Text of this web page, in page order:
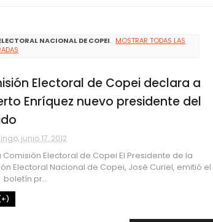
NACIONAL DE COPEI. MOSTRAR TODAS LAS
Electoral de Copei declara a
Enríquez nuevo presidente del
junio 17, 2012
Comisión Electoral de Copei El Presidente de la
Electoral Nacional de Copei, José Curiel, emitió el
pr...